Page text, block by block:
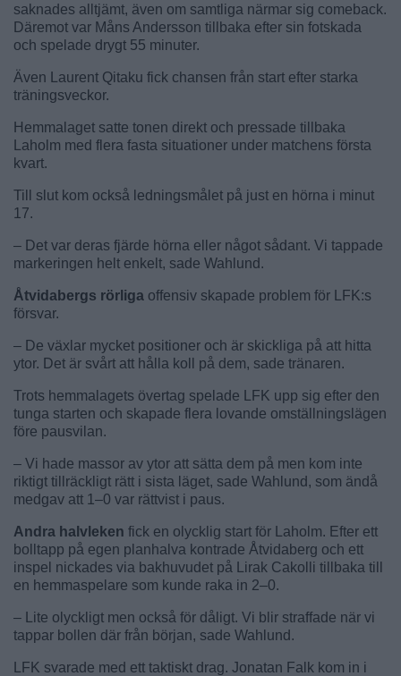
saknades alltjämt, även om samtliga närmar sig comeback.
Däremot var Måns Andersson tillbaka efter sin fotskada
och spelade drygt 55 minuter.
Även Laurent Qitaku fick chansen från start efter starka
träningsveckor.
Hemmalaget satte tonen direkt och pressade tillbaka
Laholm med flera fasta situationer under matchens första
kvart.
Till slut kom också ledningsmålet på just en hörna i minut
17.
– Det var deras fjärde hörna eller något sådant. Vi tappade
markeringen helt enkelt, sade Wahlund.
Åtvidabergs rörliga offensiv skapade problem för LFK:s
försvar.
– De växlar mycket positioner och är skickliga på att hitta
ytor. Det är svårt att hålla koll på dem, sade tränaren.
Trots hemmalagets övertag spelade LFK upp sig efter den
tunga starten och skapade flera lovande omställningslägen
före pausvilan.
– Vi hade massor av ytor att sätta dem på men kom inte
riktigt tillräckligt rätt i sista läget, sade Wahlund, som ändå
medgav att 1–0 var rättvist i paus.
Andra halvleken fick en olycklig start för Laholm. Efter ett
bolltapp på egen planhalva kontrade Åtvidaberg och ett
inspel nickades via bakhuvudet på Lirak Cakolli tillbaka till
en hemmaspelare som kunde raka in 2–0.
– Lite olyckligt men också för dåligt. Vi blir straffade när vi
tappar bollen där från början, sade Wahlund.
LFK svarade med ett taktiskt drag. Jonatan Falk kom in i